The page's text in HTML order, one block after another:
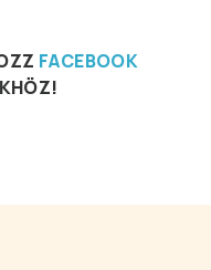
FACEBOOK